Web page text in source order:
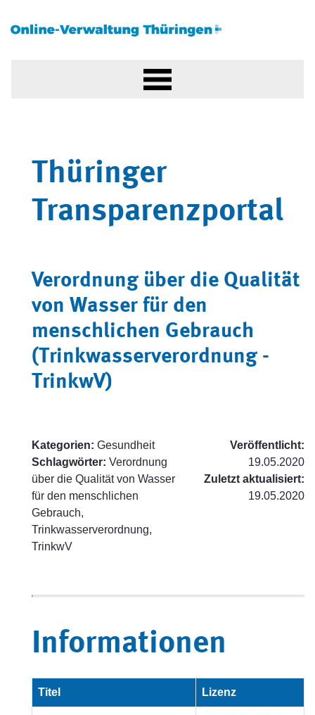
Thüringer
Transparenzportal
Verordnung über die Qualität
von Wasser für den
menschlichen Gebrauch
(Trinkwasserverordnung -
TrinkwV)
Kategorien: Gesundheit
Schlagwörter: Verordnung
über die Qualität von Wasser
für den menschlichen
Gebrauch,
Trinkwasserverordnung,
TrinkwV
Veröffentlicht:
19.05.2020
Zuletzt aktualisiert:
19.05.2020
Informationen
Titel Lizenz